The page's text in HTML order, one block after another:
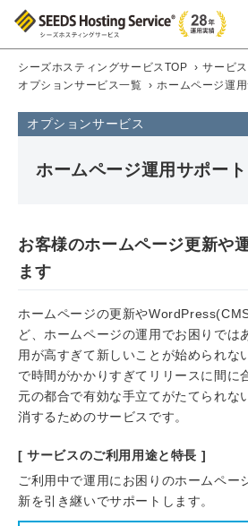
シーズホスティングサービスTOP › サービ
オプションサービス一覧 › ホームページ運用
オプションサービス
ホームページ運用サポート
お客様のホームページ更新や
ます
ホームページの更新や
ど、ホームページの運用でお困りでは
用が高すぎて新しいことが始められな
で時間がかかりすぎてリリースに間に
元の都合で有効な手立てがたてられな
消するためのサービスです。
[ サービスのご利用用途と特長 ]
ご利用中で運用にお困りのホームペー
新を引き継いでサポートします。